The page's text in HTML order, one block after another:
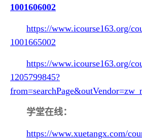
1001606002
https://www.icourse163.org/
1001665002
https://www.icourse163.org/
1205799845?
学堂在线：
https://www.xuetangx.com/